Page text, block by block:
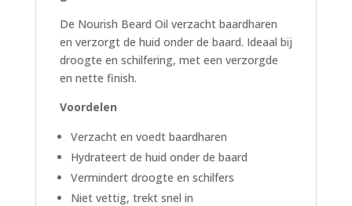
De Nourish Beard Oil verzacht baardharen
en verzorgt de huid onder de baard. Ideaal bij
droogte en schilfering, met een verzorgde
en nette finish.
Voordelen
Verzacht en voedt baardharen
Hydrateert de huid onder de baard
Vermindert droogte en schilfers
Niet vettig, trekt snel in